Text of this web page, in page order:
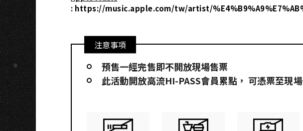
: https://music.apple.com/tw/artist/
注意事項
預售一經完售即不開放現場售票
此活動開放高流HI-PASS會員累點，​ 可憑票至現